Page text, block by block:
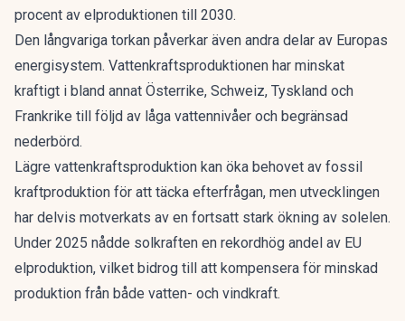
procent av elproduktionen till 2030.
Den långvariga torkan påverkar även andra delar av Europas
energisystem. Vattenkraftsproduktionen har minskat
kraftigt i bland annat Österrike, Schweiz, Tyskland och
Frankrike till följd av låga vattennivåer och begränsad
nederbörd.
Lägre vattenkraftsproduktion kan öka behovet av fossil
kraftproduktion för att täcka efterfrågan, men utvecklingen
har delvis motverkats av en fortsatt stark ökning av solelen.
Under 2025 nådde solkraften en rekordhög andel av EU
elproduktion, vilket bidrog till att kompensera för minskad
produktion från både vatten- och vindkraft.